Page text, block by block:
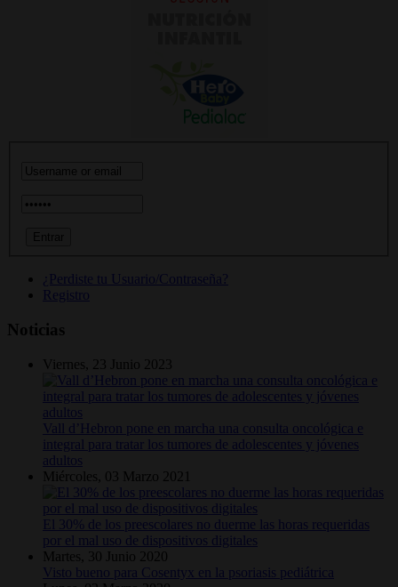
¿Perdiste tu Usuario/Contraseña?
Registro
Noticias
Viernes, 23 Junio 2023
Vall d’Hebron pone en marcha una consulta oncológica e
integral para tratar los tumores de adolescentes y jóvenes
adultos
Miércoles, 03 Marzo 2021
El 30% de los preescolares no duerme las horas requeridas
por el mal uso de dispositivos digitales
Martes, 30 Junio 2020
Visto bueno para Cosentyx en la psoriasis pediátrica